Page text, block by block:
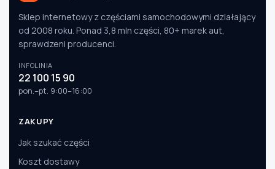
Sklep internetowy z częściami samochodowymi działający
od 2008 roku. Ponad 3,8 mln części, 80+ marek aut,
sprawdzeni producenci.
INFOLINIA
22 100 15 90
pon.–pt. 9:00–16:00
ZAKUPY
Jak szukać części
Koszt dostawy